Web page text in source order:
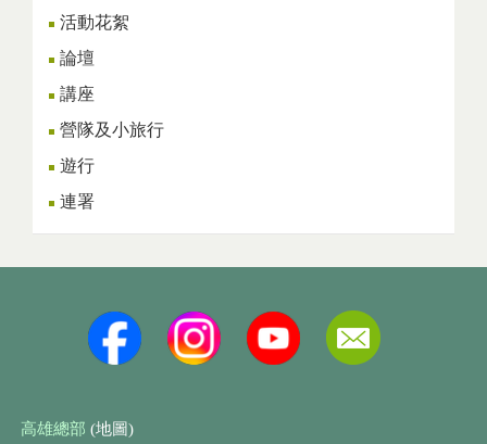
活動花絮
論壇
講座
營隊及小旅行
遊行
連署
高雄總部 (地圖)